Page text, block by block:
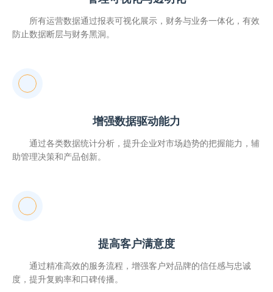
所有运营数据通过报表可视化展示，财务与业务一体化，有效
防止数据断层与财务黑洞。
增强数据驱动能力
通过各类数据统计分析，提升企业对市场趋势的把握能力，辅
助管理决策和产品创新。
提高客户满意度
通过精准高效的服务流程，增强客户对品牌的信任感与忠诚
度，提升复购率和口碑传播。